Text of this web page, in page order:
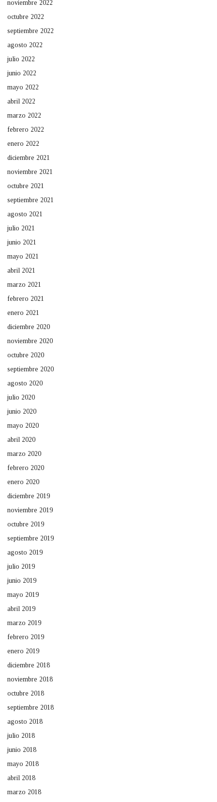
noviembre 2022
octubre 2022
septiembre 2022
agosto 2022
julio 2022
junio 2022
mayo 2022
abril 2022
marzo 2022
febrero 2022
enero 2022
diciembre 2021
noviembre 2021
octubre 2021
septiembre 2021
agosto 2021
julio 2021
junio 2021
mayo 2021
abril 2021
marzo 2021
febrero 2021
enero 2021
diciembre 2020
noviembre 2020
octubre 2020
septiembre 2020
agosto 2020
julio 2020
junio 2020
mayo 2020
abril 2020
marzo 2020
febrero 2020
enero 2020
diciembre 2019
noviembre 2019
octubre 2019
septiembre 2019
agosto 2019
julio 2019
junio 2019
mayo 2019
abril 2019
marzo 2019
febrero 2019
enero 2019
diciembre 2018
noviembre 2018
octubre 2018
septiembre 2018
agosto 2018
julio 2018
junio 2018
mayo 2018
abril 2018
marzo 2018